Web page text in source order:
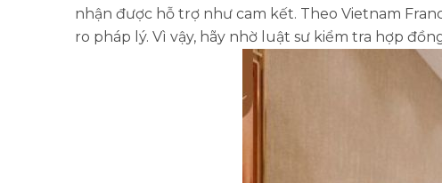
nhận được hỗ trợ như cam kết. Theo Vietnam
ro pháp lý. Vì vậy, hãy nhờ luật sư kiểm tra hợp